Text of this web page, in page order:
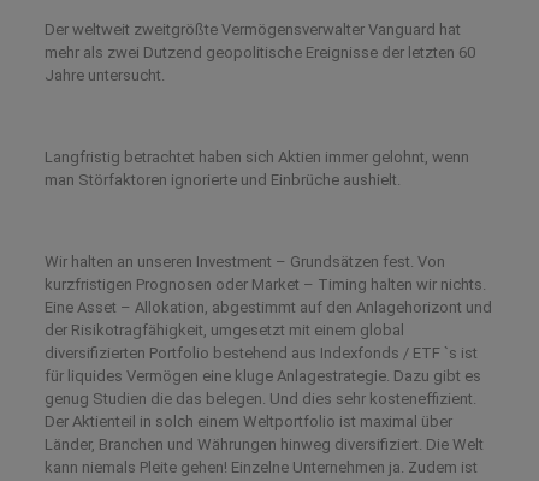
Der weltweit zweitgrößte Vermögensverwalter Vanguard hat
mehr als zwei Dutzend geopolitische Ereignisse der letzten 60
Jahre untersucht.
Langfristig betrachtet haben sich Aktien immer gelohnt, wenn
man Störfaktoren ignorierte und Einbrüche aushielt.
Wir halten an unseren Investment – Grundsätzen fest. Von
kurzfristigen Prognosen oder Market – Timing halten wir nichts.
Eine Asset – Allokation, abgestimmt auf den Anlagehorizont und
der Risikotragfähigkeit, umgesetzt mit einem global
diversifizierten Portfolio bestehend aus Indexfonds / ETF `s ist
für liquides Vermögen eine kluge Anlagestrategie. Dazu gibt es
genug Studien die das belegen. Und dies sehr kosteneffizient.
Der Aktienteil in solch einem Weltportfolio ist maximal über
Länder, Branchen und Währungen hinweg diversifiziert. Die Welt
kann niemals Pleite gehen! Einzelne Unternehmen ja. Zudem ist